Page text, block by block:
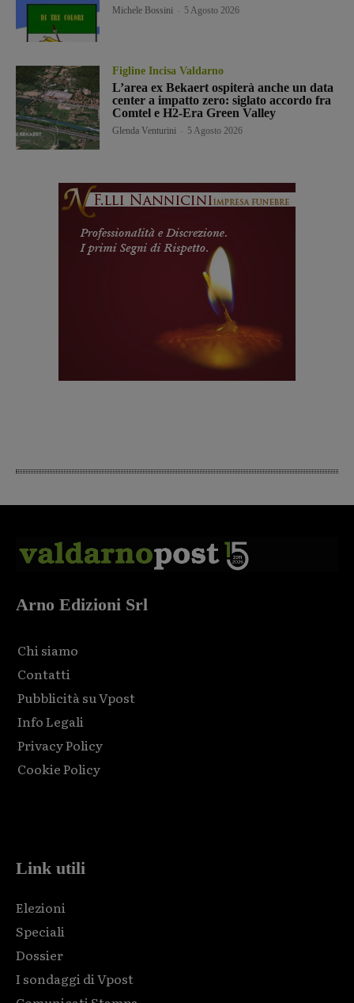
Michele Bossini 5 Agosto 2026
Figline Incisa Valdarno
L’area ex Bekaert ospiterà anche un data
center a impatto zero: siglato accordo fra
Comtel e H2-Era Green Valley
Glenda Venturini 5 Agosto 2026
Arno Edizioni Srl
Chi siamo
Contatti
Pubblicità su Vpost
Info Legali
Privacy Policy
Cookie Policy
Link utili
Elezioni
Speciali
Dossier
I sondaggi di Vpost